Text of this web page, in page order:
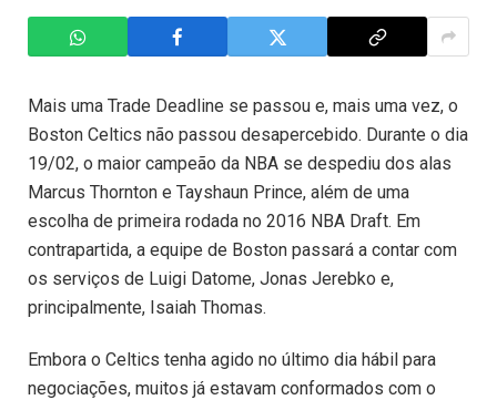
Mais uma Trade Deadline se passou e, mais uma vez, o
Boston Celtics não passou desapercebido. Durante o dia
19/02, o maior campeão da NBA se despediu dos alas
Marcus Thornton e Tayshaun Prince, além de uma
escolha de primeira rodada no 2016 NBA Draft. Em
contrapartida, a equipe de Boston passará a contar com
os serviços de Luigi Datome, Jonas Jerebko e,
principalmente, Isaiah Thomas.
Embora o Celtics tenha agido no último dia hábil para
negociações, muitos já estavam conformados com o